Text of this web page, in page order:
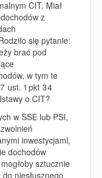
CIT. Miał
z
się pytanie:
brać pod
w tym te
ust. 1 pkt 34
o CIT?
w SSE lub PSI,
inwestycjami,
dochodów
sztucznie
niesłusznego